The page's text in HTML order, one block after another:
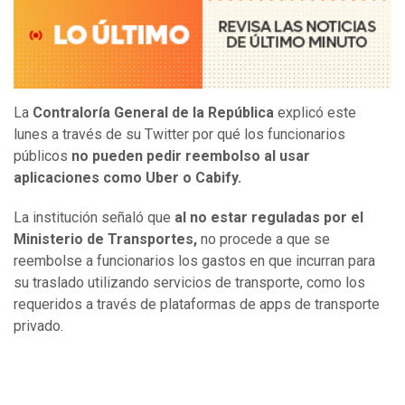
La Contraloría General de la República explicó este
lunes a través de su Twitter por qué los funcionarios
públicos no pueden pedir reembolso al usar
aplicaciones como Uber o Cabify.
La institución señaló que al no estar reguladas por el
Ministerio de Transportes, no procede a que se
reembolse a funcionarios los gastos en que incurran para
su traslado utilizando servicios de transporte, como los
requeridos a través de plataformas de apps de transporte
privado.